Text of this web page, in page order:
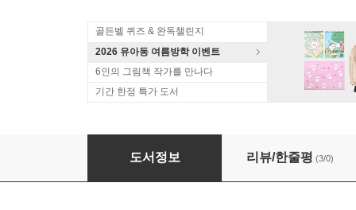
골든벨 퀴즈 & 완독챌린지
2026 유아동 여름방학 이벤트
6인의 그림책 작가를 만나다
기간 한정 특가 도서
짠~ 까꿍 놀이
도서정보 리뷰/한줄평 (3/0)